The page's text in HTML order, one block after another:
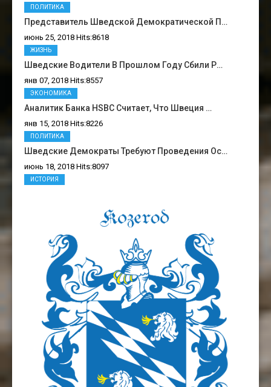
Представитель Шведской Демократической П…
июнь 25, 2018 Hits:8618
ПОЛИТИКА
Шведские Водители В Прошлом Году Сбили Р…
янв 07, 2018 Hits:8557
ЖИЗНЬ
Аналитик Банка HSBC Считает, Что Швеция …
янв 15, 2018 Hits:8226
ЭКОНОМИКА
Шведские Демократы Требуют Проведения Ос…
июнь 18, 2018 Hits:8097
ПОЛИТИКА
ИСТОРИЯ